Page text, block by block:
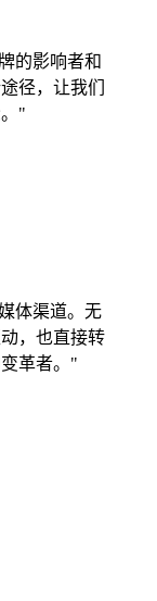
的影响者和
径，让我们
"
体渠道。无
，也直接转
革者。"